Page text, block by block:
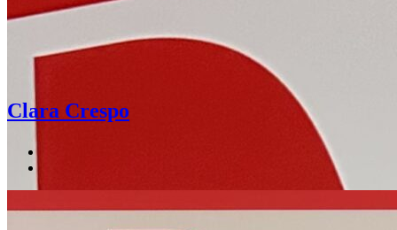
Clara Crespo